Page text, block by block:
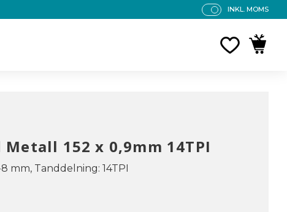
P
INKL. MOMS
152 x 0,9mm 14TPI
mm, Tanddelning: 14TPI